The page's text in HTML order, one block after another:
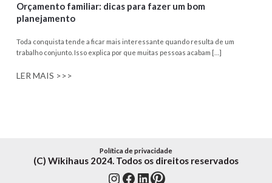
Orçamento familiar: dicas para fazer um bom
planejamento
Toda conquista tende a ficar mais interessante quando resulta de um
trabalho conjunto. Isso explica por que muitas pessoas acabam […]
LER MAIS >>>
Política de privacidade
(C) Wikihaus 2024. Todos os direitos reservados